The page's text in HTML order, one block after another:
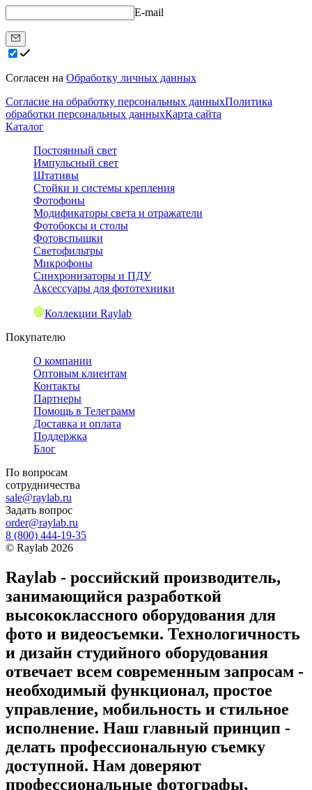
E-mail
Согласен на Обработку личных данных
Согласие на обработку персональных данныхПолитика
обработки персональных данныхКарта сайта
Каталог
Постоянный свет
Импульсный свет
Штативы
Стойки и системы крепления
Фотофоны
Модификаторы света и отражатели
Фотобоксы и столы
Фотовспышки
Светофильтры
Микрофоны
Синхронизаторы и ПДУ
Аксессуары для фототехники
Коллекции Raylab
Покупателю
О компании
Оптовым клиентам
Контакты
Партнеры
Помощь в Телеграмм
Доставка и оплата
Поддержка
Блог
По вопросам
сотрудничества
sale@raylab.ru
Задать вопрос
order@raylab.ru
8 (800) 444-19-35
© Raylab 2026
Raylab - российский производитель,
занимающийся разработкой
высококлассного оборудования для
фото и видеосъемки. Технологичность
и дизайн студийного оборудования
отвечает всем современным запросам -
необходимый функционал, простое
управление, мобильность и стильное
исполнение. Наш главный принцип -
делать профессиональную съемку
доступной. Нам доверяют
профессиональные фотографы,